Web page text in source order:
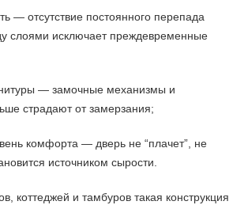
— отсутствие постоянного перепада
слоями исключает преждевременные
— замочные механизмы и
страдают от замерзания;
комфорта — дверь не “плачет”, не
источником сырости.
коттеджей и тамбуров такая конструкция